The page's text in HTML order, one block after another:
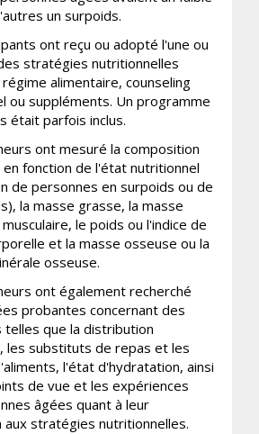
un surpoids.
ont reçu ou adopté l'une ou
stratégies nutritionnelles
alimentaire, counseling
ou suppléments. Un programme
était parfois inclus.
ont mesuré la composition
fonction de l'état nutritionnel
de personnes en surpoids ou de
la masse grasse, la masse
le poids ou l'indice de
et la masse osseuse ou la
osseuse.
ont également recherché
probantes concernant des
que la distribution
les substituts de repas et les
l'état d'hydratation, ainsi
de vue et les expériences
âgées quant à leur
aux stratégies nutritionnelles.